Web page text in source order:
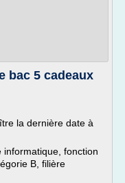
bac 5 cadeaux
la dernière date à
informatique, fonction
B, filière